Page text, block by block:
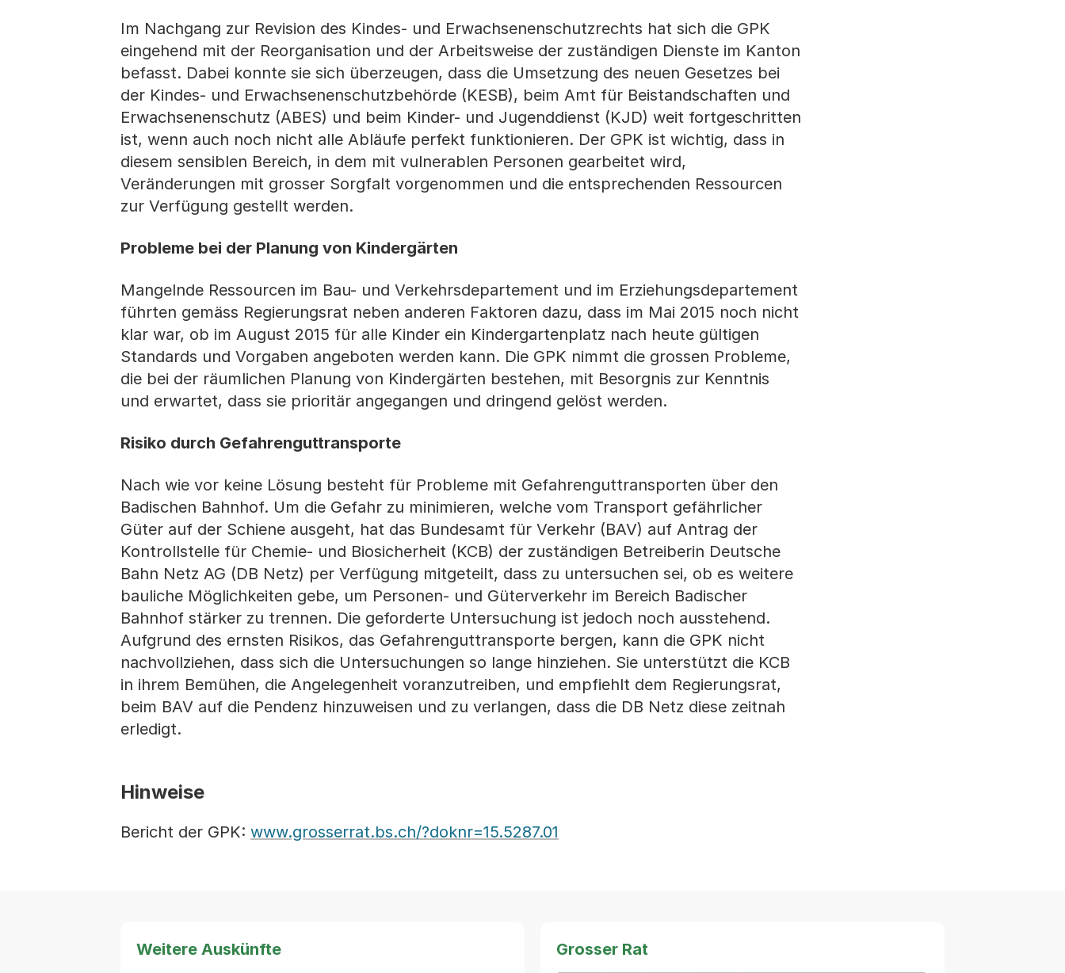
Im Nachgang zur Revision des Kindes- und Erwachsenenschutzrechts hat sich die GPK
eingehend mit der Reorganisation und der Arbeitsweise der zuständigen Dienste im Kanton
befasst. Dabei konnte sie sich überzeugen, dass die Umsetzung des neuen Gesetzes bei
der Kindes- und Erwachsenenschutzbehörde (KESB), beim Amt für Beistandschaften und
Erwachsenenschutz (ABES) und beim Kinder- und Jugenddienst (KJD) weit fortgeschritten
ist, wenn auch noch nicht alle Abläufe perfekt funktionieren. Der GPK ist wichtig, dass in
diesem sensiblen Bereich, in dem mit vulnerablen Personen gearbeitet wird,
Veränderungen mit grosser Sorgfalt vorgenommen und die entsprechenden Ressourcen
zur Verfügung gestellt werden.
Probleme bei der Planung von Kindergärten
Mangelnde Ressourcen im Bau- und Verkehrsdepartement und im Erziehungsdepartement
führten gemäss Regierungsrat neben anderen Faktoren dazu, dass im Mai 2015 noch nicht
klar war, ob im August 2015 für alle Kinder ein Kindergartenplatz nach heute gültigen
Standards und Vorgaben angeboten werden kann. Die GPK nimmt die grossen Probleme,
die bei der räumlichen Planung von Kindergärten bestehen, mit Besorgnis zur Kenntnis
und erwartet, dass sie prioritär angegangen und dringend gelöst werden.
Risiko durch Gefahrenguttransporte
Nach wie vor keine Lösung besteht für Probleme mit Gefahrenguttransporten über den
Badischen Bahnhof. Um die Gefahr zu minimieren, welche vom Transport gefährlicher
Güter auf der Schiene ausgeht, hat das Bundesamt für Verkehr (BAV) auf Antrag der
Kontrollstelle für Chemie- und Biosicherheit (KCB) der zuständigen Betreiberin Deutsche
Bahn Netz AG (DB Netz) per Verfügung mitgeteilt, dass zu untersuchen sei, ob es weitere
bauliche Möglichkeiten gebe, um Personen- und Güterverkehr im Bereich Badischer
Bahnhof stärker zu trennen. Die geforderte Untersuchung ist jedoch noch ausstehend.
Aufgrund des ernsten Risikos, das Gefahrenguttransporte bergen, kann die GPK nicht
nachvollziehen, dass sich die Untersuchungen so lange hinziehen. Sie unterstützt die KCB
in ihrem Bemühen, die Angelegenheit voranzutreiben, und empfiehlt dem Regierungsrat,
beim BAV auf die Pendenz hinzuweisen und zu verlangen, dass die DB Netz diese zeitnah
erledigt.
Hinweise
Bericht der GPK: www.grosserrat.bs.ch/?doknr=15.5287.01
Weitere Auskünfte Grosser Rat